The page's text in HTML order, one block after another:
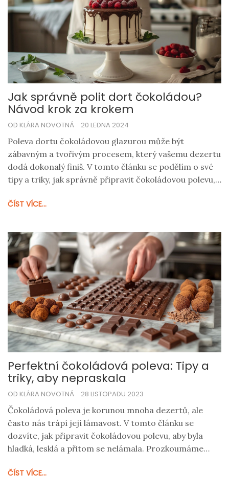
Jak správně polit dort čokoládou?
Návod krok za krokem
OD KLÁRA NOVOTNÁ 20 LEDNA 2024
Poleva dortu čokoládovou glazurou může být
zábavným a tvořivým procesem, který vašemu dezertu
dodá dokonalý finiš. V tomto článku se podělím o své
tipy a triky, jak správně připravit čokoládovou polevu,
dokonale hladký a lesklý povrch. Nezáleží na tom, jestli
pomůže dosáhnout perfektního výsledku.
ČÍST VÍCE...
Perfektní čokoládová poleva: Tipy a
triky, aby nepraskala
OD KLÁRA NOVOTNÁ 28 LISTOPADU 2023
Čokoládová poleva je korunou mnoha dezertů, ale
často nás trápí její lámavost. V tomto článku se
dozvíte, jak připravit čokoládovou polevu, aby byla
hladká, lesklá a přitom se nelámala. Prozkoumáme
poleva bude vždy dokonalá. Naučíme vás, jak správně
ČÍST VÍCE...